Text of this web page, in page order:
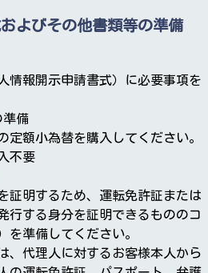
よびその他書類等の準備
情報開示申請書式）に必要事項を
準備
額小為替を購入してください。
不要
証明するため、運転免許証または
行する身分を証明できるもののコ
を準備してください。
、代理人に対するお客様本人から